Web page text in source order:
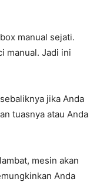
manual sejati.
manual. Jadi ini
jika Anda
tuasnya atau Anda
mesin akan
Anda